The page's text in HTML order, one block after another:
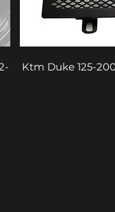
Ktm Duke 125-